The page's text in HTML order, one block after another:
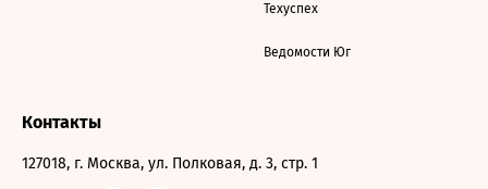
Техуспех
Ведомости Юг
Контакты
127018, г. Москва, ул. Полковая, д. 3, стр. 1